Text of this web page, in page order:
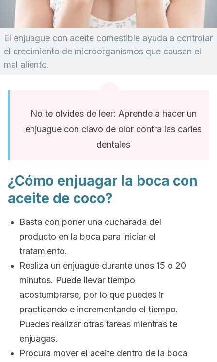
El enjuague con aceite comestible ayuda a controlar
el crecimiento de microorganismos que causan el
mal aliento.
No te olvides de leer: Aprende a hacer un
enjuague con clavo de olor contra las caries
dentales
¿Cómo enjuagar la boca con
aceite de coco?
Basta con poner una cucharada del
producto en la boca para iniciar el
tratamiento.
Realiza un enjuague durante unos 15 o 20
minutos. Puede llevar tiempo
acostumbrarse, por lo que puedes ir
practicando e incrementando el tiempo.
Puedes realizar otras tareas mientras te
enjuagas.
Procura mover el aceite dentro de la boca